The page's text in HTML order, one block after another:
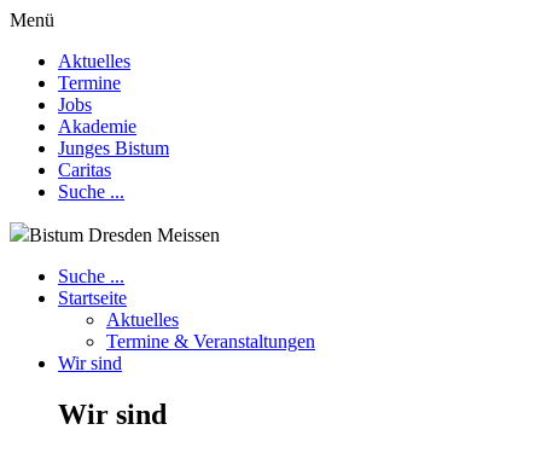
Menü
Aktuelles
Termine
Jobs
Akademie
Junges Bistum
Caritas
Suche ...
Bistum Dresden Meissen
Suche ...
Startseite
Aktuelles
Termine & Veranstaltungen
Wir sind
Wir sind